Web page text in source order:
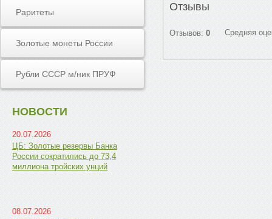
Раритеты
Золотые монеты России
Рубли СССР м/ник ПРУФ
НОВОСТИ
20.07.2026
ЦБ: Золотые резервы Банка
России сократились до 73,4
миллиона тройских унций
08.07.2026
Отзывы
Отзывов: 0 Средняя